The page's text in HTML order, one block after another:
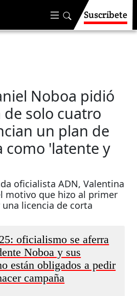
Suscríbete
Noboa pidió
solo cuatro
un plan de
como 'latente y
oficialista ADN, Valentina
motivo que hizo al primer
licencia de corta
oficialismo se aferra
Noboa y sus
están obligados a pedir
campaña